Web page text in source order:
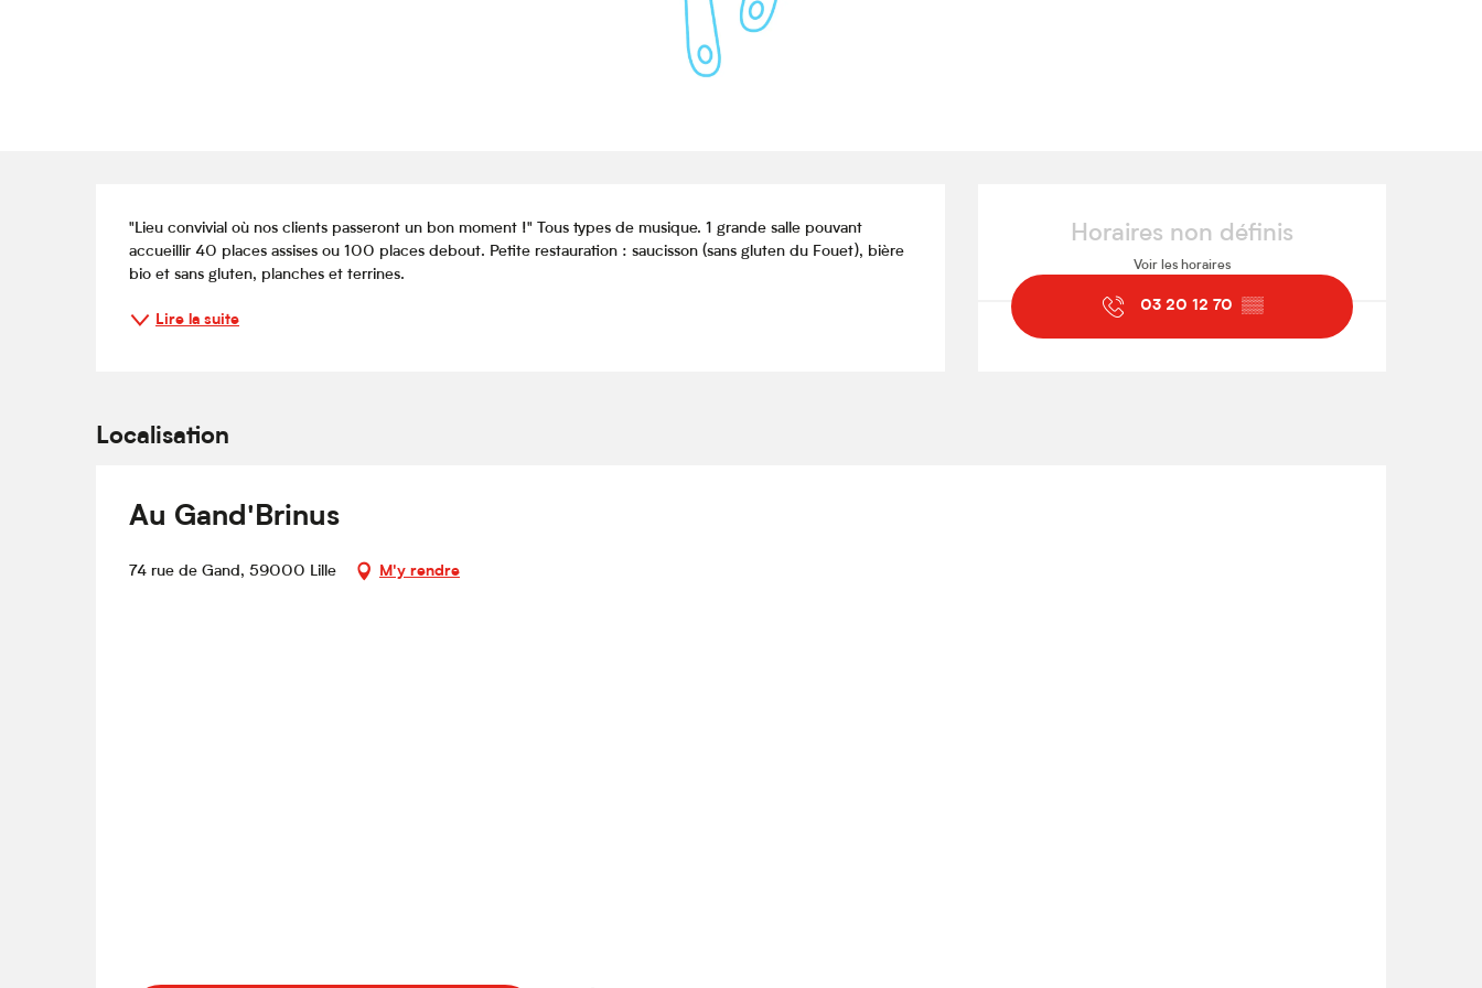
Ouverture et coordonnées
Horaires non définis
Voir les horaires
03 20 12 70 ▒▒
Description
"Lieu convivial où nos clients passeront un bon moment !" Tous types de musique. 1 grande salle pouvant
accueillir 40 places assises ou 100 places debout. Petite restauration : saucisson (sans gluten du Fouet), bière
bio et sans gluten, planches et terrines.
Lire la suite
Localisation
Au Gand'Brinus
74 rue de Gand, 59000 Lille M'y rendre